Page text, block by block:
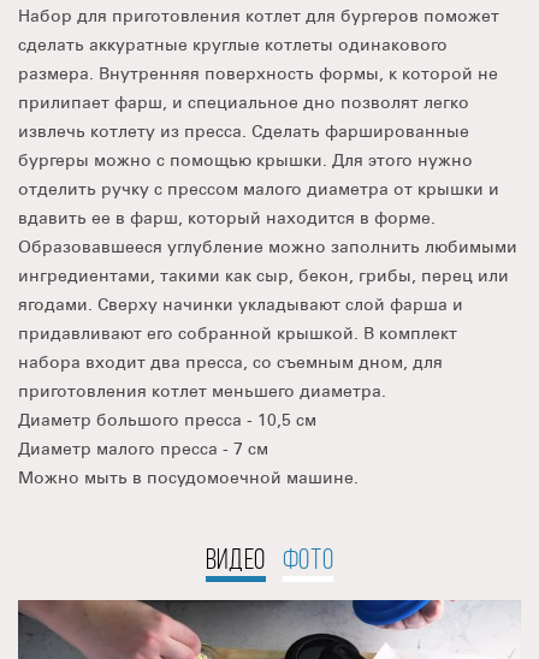
Набор для приготовления котлет для бургеров поможет
сделать аккуратные круглые котлеты одинакового
размера. Внутренняя поверхность формы, к которой не
прилипает фарш, и специальное дно позволят легко
извлечь котлету из пресса. Сделать фаршированные
бургеры можно с помощью крышки. Для этого нужно
отделить ручку с прессом малого диаметра от крышки и
вдавить ее в фарш, который находится в форме.
Образовавшееся углубление можно заполнить любимыми
ингредиентами, такими как сыр, бекон, грибы, перец или
ягодами. Сверху начинки укладывают слой фарша и
придавливают его собранной крышкой. В комплект
набора входит два пресса, со съемным дном, для
приготовления котлет меньшего диаметра.
Диаметр большого пресса - 10,5 см
Диаметр малого пресса - 7 см
Можно мыть в посудомоечной машине.
ВИДЕО ФОТО